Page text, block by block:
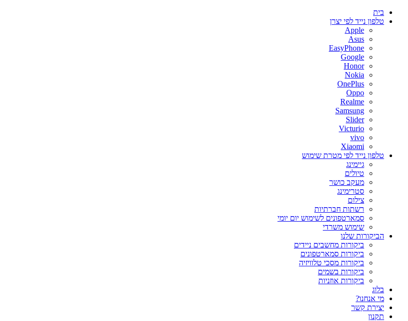
בית
טלפון נייד לפי יצרן
Apple
Asus
EasyPhone
Google
Honor
Nokia
OnePlus
Oppo
Realme
Samsung
Slider
Victurio
vivo
Xiaomi
טלפון נייד לפי מטרת שימוש
גיימינג
טיולים
מעקב כושר
סטרימינג
צילום
רשתות חברתיות
סמארטפונים לשימוש יום יומי
שימוש משרדי
הביקורות שלנו
ביקורות מחשבים ניידים
ביקורות סמארטפונים
ביקורות מסכי טלוויזיה
ביקורות בשמים
ביקורות אוזניות
בלוג
מי אנחנו?
יצירת קשר
תקנון